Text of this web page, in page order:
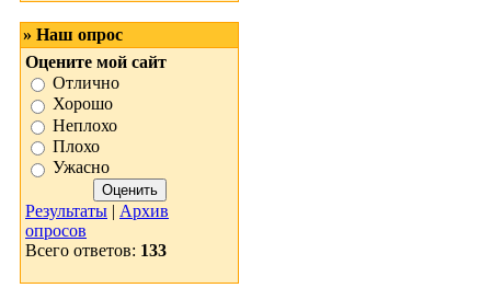
» Наш опрос
Оцените мой сайт
Отлично
Хорошо
Неплохо
Плохо
Ужасно
Результаты | Архив
опросов
Всего ответов: 133